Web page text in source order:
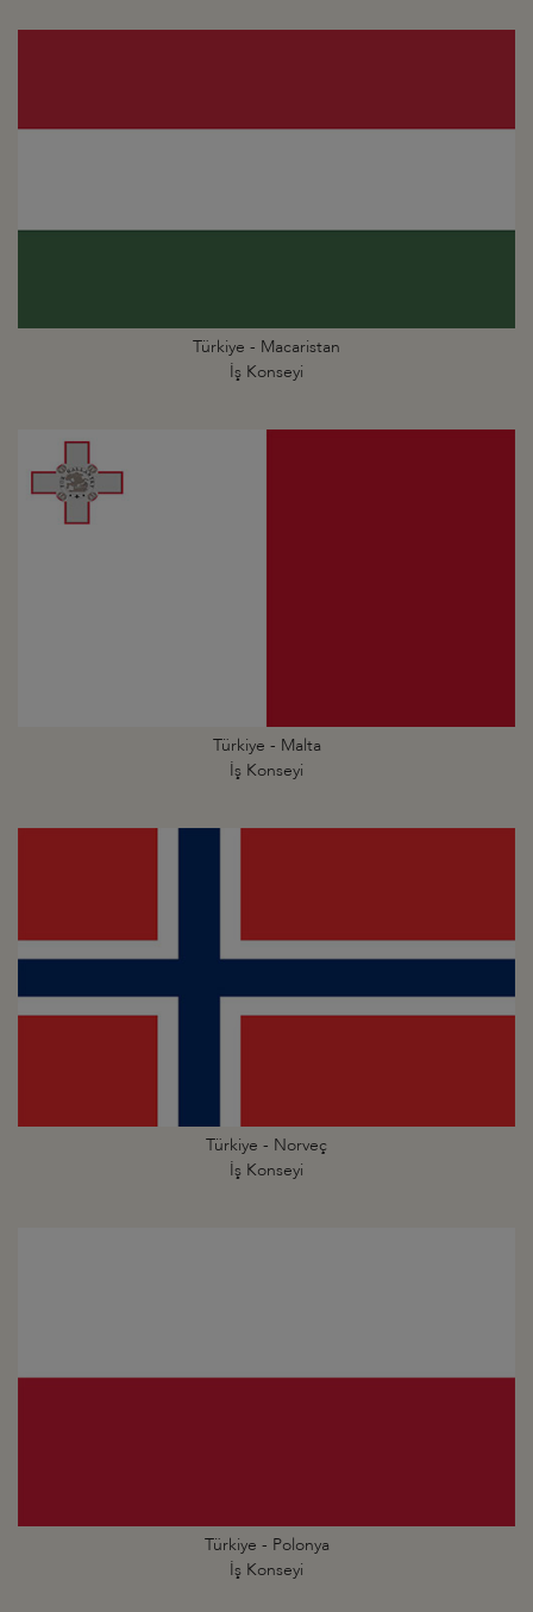
Türkiye - Macaristan
İş Konseyi
Türkiye - Malta
İş Konseyi
Türkiye - Norveç
İş Konseyi
Türkiye - Polonya
İş Konseyi